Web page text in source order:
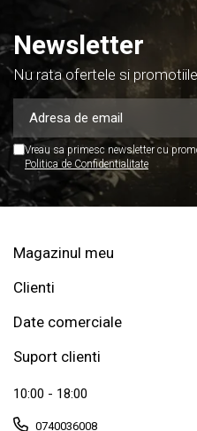
Newsletter
Nu rata ofertele si
Vreau sa primesc newsletter cu
Politica de Confidentialitate
Magazinul meu
Clienti
Date comerciale
Suport clienti
10:00 - 18:00
0740036008